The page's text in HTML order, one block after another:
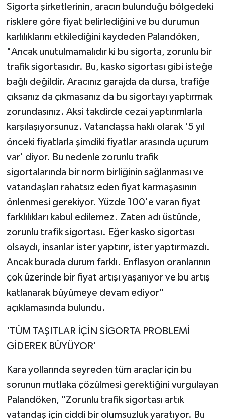
Sigorta şirketlerinin, aracın bulunduğu bölgedeki
risklere göre fiyat belirlediğini ve bu durumun
karlılıklarını etkilediğini kaydeden Palandöken,
"Ancak unutulmamalıdır ki bu sigorta, zorunlu bir
trafik sigortasıdır. Bu, kasko sigortası gibi isteğe
bağlı değildir. Aracınız garajda da dursa, trafiğe
çıksanız da çıkmasanız da bu sigortayı yaptırmak
zorundasınız. Aksi takdirde cezai yaptırımlarla
karşılaşıyorsunuz. Vatandaşsa haklı olarak '5 yıl
önceki fiyatlarla şimdiki fiyatlar arasında uçurum
var' diyor. Bu nedenle zorunlu trafik
sigortalarında bir norm birliğinin sağlanması ve
vatandaşları rahatsız eden fiyat karmaşasının
önlenmesi gerekiyor. Yüzde 100'e varan fiyat
farklılıkları kabul edilemez. Zaten adı üstünde,
zorunlu trafik sigortası. Eğer kasko sigortası
olsaydı, insanlar ister yaptırır, ister yaptırmazdı.
Ancak burada durum farklı. Enflasyon oranlarının
çok üzerinde bir fiyat artışı yaşanıyor ve bu artış
katlanarak büyümeye devam ediyor"
açıklamasında bulundu.
'TÜM TAŞITLAR İÇİN SİGORTA PROBLEMİ
GİDEREK BÜYÜYOR'
Kara yollarında seyreden tüm araçlar için bu
sorunun mutlaka çözülmesi gerektiğini vurgulayan
Palandöken, "Zorunlu trafik sigortası artık
vatandaş için ciddi bir olumsuzluk yaratıyor. Bu